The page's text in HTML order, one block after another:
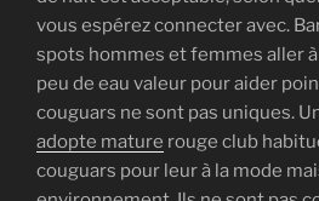
vous espérez connecter avec.
spots hommes et femmes aller
peu de eau valeur pour aider
couguars ne sont pas uniques.
adopte mature rouge club
couguars pour leur à la mode